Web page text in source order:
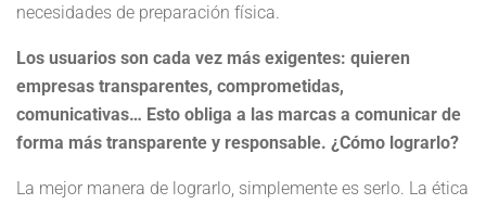
necesidades de preparación física.
Los usuarios son cada vez más exigentes: quieren
empresas transparentes, comprometidas,
comunicativas… Esto obliga a las marcas a comunicar de
forma más transparente y responsable. ¿Cómo lograrlo?
La mejor manera de lograrlo, simplemente es serlo. La ética